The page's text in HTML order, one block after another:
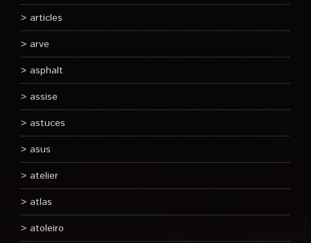
articles
arve
asphalt
assise
astuces
asus
atelier
atlas
atoleiro